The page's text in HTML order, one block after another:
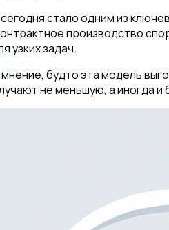
стало одним из
производство
узких задач.
будто эта модель
не меньшую, а иногда и